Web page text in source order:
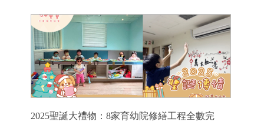
2025聖誕大禮物：8家育幼院修繕工程全數完